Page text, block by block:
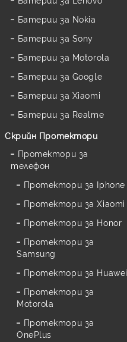
Батерии за Nokia
Батерии за Sony
Батерии за Motorola
Батерии за Google
Батерии за Xiaomi
Батерии за Realme
Скрийн Протектори
Протектори за
телефон
Протектори за Iphone
Протектори за Xiaomi
Протектори за Honor
Протектори за
Samsung
Протектори за Huawei
Протектори за
Motorola
Протектори за
OnePlus